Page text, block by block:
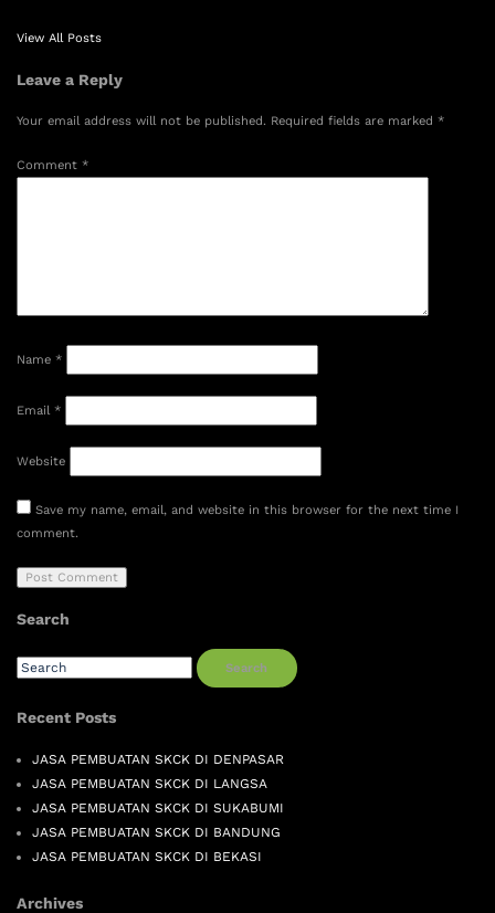
View All Posts
Leave a Reply
Your email address will not be published. Required fields are marked *
Comment *
Name *
Email *
Website
Save my name, email, and website in this browser for the next time I
comment.
Search
Search
Recent Posts
JASA PEMBUATAN SKCK DI DENPASAR
JASA PEMBUATAN SKCK DI LANGSA
JASA PEMBUATAN SKCK DI SUKABUMI
JASA PEMBUATAN SKCK DI BANDUNG
JASA PEMBUATAN SKCK DI BEKASI
Archives